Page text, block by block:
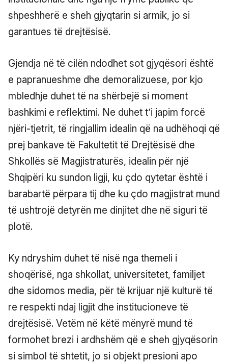
shpeshherë e sheh gjyqtarin si armik, jo si
garantues të drejtësisë.
Gjendja në të cilën ndodhet sot gjyqësori është
e papranueshme dhe demoralizuese, por kjo
mbledhje duhet të na shërbejë si moment
bashkimi e reflektimi. Ne duhet t’i japim forcë
njëri-tjetrit, të ringjallim idealin që na udhëhoqi që
prej bankave të Fakultetit të Drejtësisë dhe
Shkollës së Magjistraturës, idealin për një
Shqipëri ku sundon ligji, ku çdo qytetar është i
barabartë përpara tij dhe ku çdo magjistrat mund
të ushtrojë detyrën me dinjitet dhe në siguri të
plotë.
Ky ndryshim duhet të nisë nga themeli i
shoqërisë, nga shkollat, universitetet, familjet
dhe sidomos media, për të krijuar një kulturë të
re respekti ndaj ligjit dhe institucioneve të
drejtësisë. Vetëm në këtë mënyrë mund të
formohet brezi i ardhshëm që e sheh gjyqësorin
si simbol të shtetit, jo si objekt presioni apo